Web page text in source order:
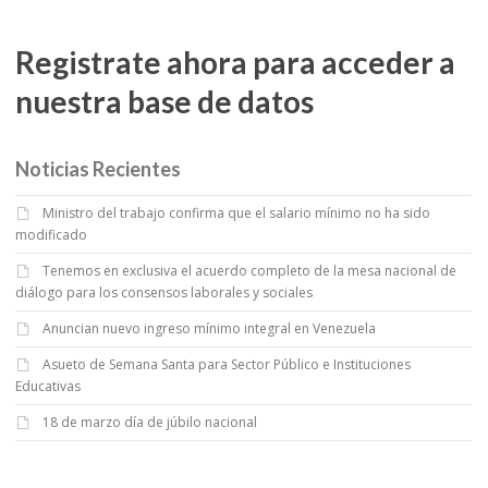
Registrate ahora para acceder a
nuestra base de datos
Noticias Recientes
Ministro del trabajo confirma que el salario mínimo no ha sido
modificado
Tenemos en exclusiva el acuerdo completo de la mesa nacional de
diálogo para los consensos laborales y sociales
Anuncian nuevo ingreso mínimo integral en Venezuela
Asueto de Semana Santa para Sector Público e Instituciones
Educativas
18 de marzo día de júbilo nacional